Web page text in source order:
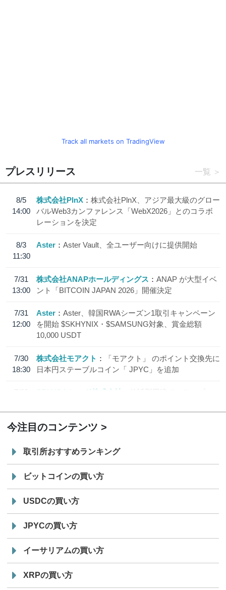
Track all markets on TradingView
プレスリリース 一覧
8/5
14:00
株式会社PlnX
株式会社PlnX、アジア最大級のグロー
バルWeb3カンファレンス「WebX2026」とのコラボ
レーションを決定
8/3
11:30
Aster Aster Vault、全ユーザー向けに提供開始
7/31
13:00
株式会社ANAPホールディングス
ANAP が大型イベ
ント「BITCOIN JAPAN 2026」開催決定
7/31
12:00
Aster
Aster、韓国RWAシーズン1取引キャンペーン
を開始 $SKHYNIX・$SAMSUNG対象、賞金総額
10,000 USDT
7/30
18:30
株式会社モアクト
「モアクト」 のポイント交換先に
日本円ステーブルコイン「 JPYC」を追加
7/29
SBI VCトレード株式会社
信託型円建てステーブル
今注目のコンテンツ
取引所おすすめランキング
ビットコインの買い方
USDCの買い方
JPYCの買い方
イーサリアムの買い方
XRPの買い方